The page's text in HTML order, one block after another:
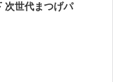
次世代まつげパ